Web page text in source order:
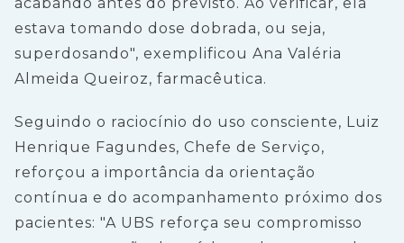
estava tomando dose dobrada, ou seja,
superdosando", exemplificou Ana Valéria
Almeida Queiroz, farmacêutica.
Seguindo o raciocínio do uso consciente, Luiz
Henrique Fagundes, Chefe de Serviço,
reforçou a importância da orientação
contínua e do acompanhamento próximo dos
pacientes: "A UBS reforça seu compromisso